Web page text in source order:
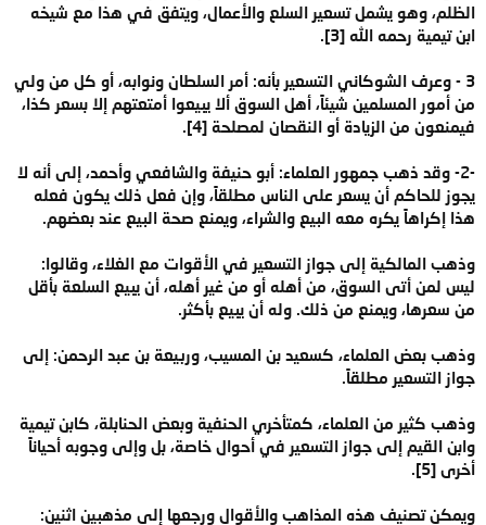
الظلم، وهو يشمل تسعير السلع والأعمال، ويتفق في هذا مع شيخه
ابن تيمية رحمه الله [3].
3 - وعرف الشوكاني التسعير بأنه: أمر السلطان ونوابه، أو كل من ولي
من أمور المسلمين شيئاً، أهل السوق ألا يبيعوا أمتعتهم إلا بسعر كذا،
فيمنعون من الزيادة أو النقصان لمصلحة [4].
-2- وقد ذهب جمهور العلماء: أبو حنيفة والشافعي وأحمد، إلى أنه لا
يجوز للحاكم أن يسعر على الناس مطلقاً، وإن فعل ذلك يكون فعله
هذا إكراهاً يكره معه البيع والشراء، ويمنع صحة البيع عند بعضهم.
وذهب المالكية إلى جواز التسعير في الأقوات مع الغلاء، وقالوا:
ليس لمن أتى السوق، من أهله أو من غير أهله، أن يبيع السلعة بأقل
من سعرها، ويمنع من ذلك. وله أن يبيع بأكثر.
وذهب بعض العلماء، كسعيد بن المسيب، وربيعة بن عبد الرحمن: إلى
جواز التسعير مطلقاً.
وذهب كثير من العلماء، كمتأخري الحنفية وبعض الحنابلة، كابن تيمية
وابن القيم إلى جواز التسعير في أحوال خاصة، بل وإلى وجوبه أحياناً
أخرى [5].
ويمكن تصنيف هذه المذاهب والأقوال ورجعها إلى مذهبين اثنين: